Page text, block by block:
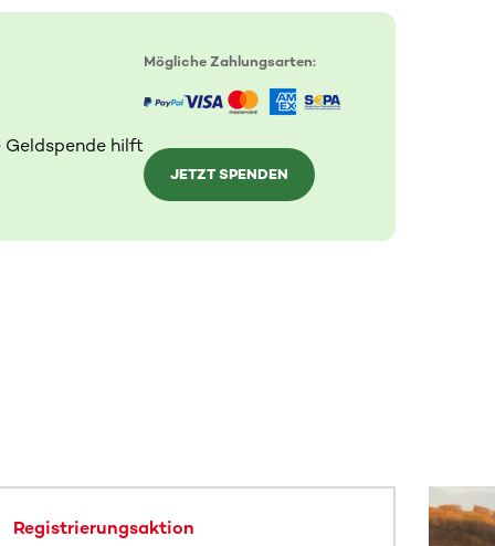
Geldspende hilft
Mögliche Zahlungsarten:
JETZT SPENDEN
Registrierungsaktion